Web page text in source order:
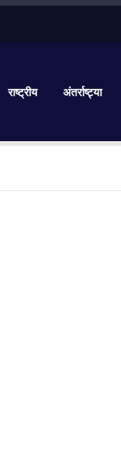
राष्ट्रीय अंतर्राष्ट्या